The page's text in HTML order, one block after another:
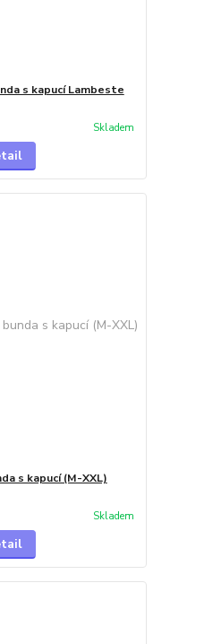
s kapucí Lambeste
Skladem
s kapucí (M-XXL)
Skladem